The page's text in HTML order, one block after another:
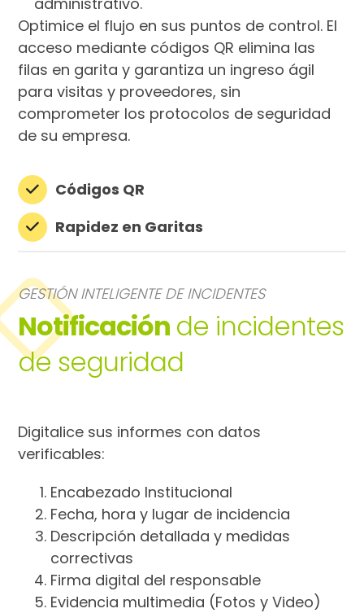
Optimice el flujo en sus puntos de control. El
acceso mediante códigos QR elimina las
filas en garita y garantiza un ingreso ágil
para visitas y proveedores, sin
comprometer los protocolos de seguridad
de su empresa.
Códigos QR
Rapidez en Garitas
GESTIÓN INTELIGENTE DE INCIDENTES
Notificación de incidentes
de seguridad
Digitalice sus informes con datos
verificables:
Encabezado Institucional
Fecha, hora y lugar de incidencia
Descripción detallada y medidas
correctivas
Firma digital del responsable
Evidencia multimedia (Fotos y Video)